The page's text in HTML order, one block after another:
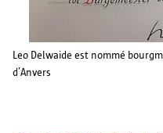
Leo Delwaide est nommé
d’Anvers